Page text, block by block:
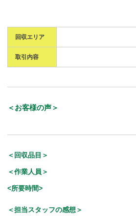
回収エリア
取引内容
＜お客様の声＞
＜回収品目＞
＜作業人員＞
<所要時間>
＜担当スタッフの感想＞